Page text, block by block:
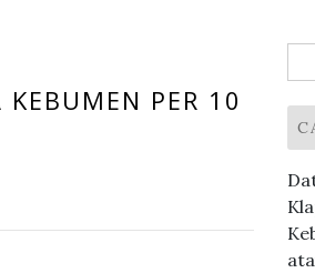
KEBUMEN PER 10